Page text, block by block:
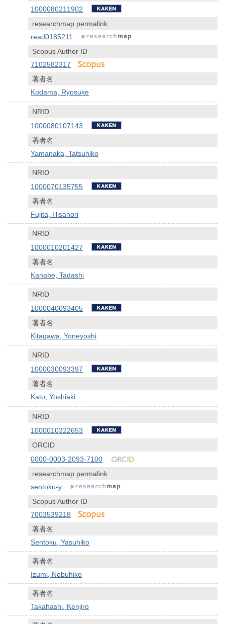
1000080211902
researchmap permalink
read0185211
Scopus Author ID
7102582317
著者名
Kodama, Ryosuke
NRID
1000080107143
著者名
Yamanaka, Tatsuhiko
NRID
1000070135755
著者名
Fujita, Hisanori
NRID
1000010201427
著者名
Kanabe, Tadashi
NRID
1000040093405
著者名
Kitagawa, Yoneyoshi
NRID
1000030093397
著者名
Kato, Yoshiaki
NRID
1000010322653
ORCID
0000-0003-2093-7100
researchmap permalink
sentoku-y
Scopus Author ID
7003539218
著者名
Sentoku, Yasuhiko
著者名
Izumi, Nobuhiko
著者名
Takahashi, Kenjiro